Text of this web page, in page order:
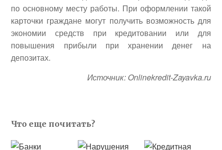
по основному месту работы. При оформлении такой
карточки граждане могут получить возможность для
экономии средств при кредитовании или для
повышения прибыли при хранении денег на
депозитах.
Источник: Onlinekredit-Zayavka.ru
Что еще почитать?